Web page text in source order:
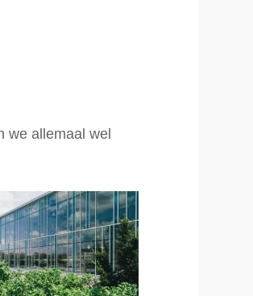
we allemaal wel
English